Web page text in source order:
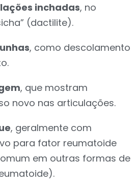
inchadas, no
(dactilite).
, como descolamento
, que mostram
novo nas articulações.
, geralmente com
para fator reumatoide
em outras formas de